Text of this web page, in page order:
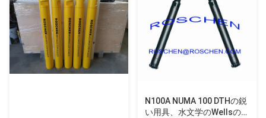
N100A NUMA 100 DTHの鋭
い用具、水文学のWellsの